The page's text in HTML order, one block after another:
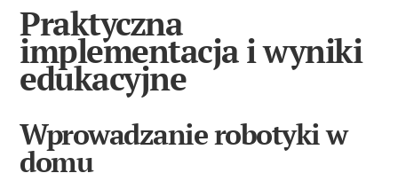
Praktyczna
implementacja i wyniki
edukacyjne
Wprowadzanie robotyki w
domu